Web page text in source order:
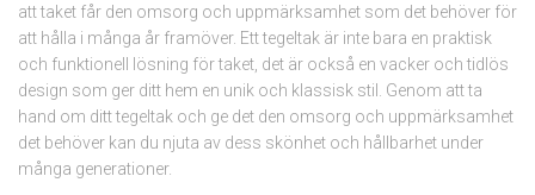
att taket får den omsorg och uppmärksamhet som det behöver för
att hålla i många år framöver. Ett tegeltak är inte bara en praktisk
och funktionell lösning för taket, det är också en vacker och tidlös
design som ger ditt hem en unik och klassisk stil. Genom att ta
hand om ditt tegeltak och ge det den omsorg och uppmärksamhet
det behöver kan du njuta av dess skönhet och hållbarhet under
många generationer.